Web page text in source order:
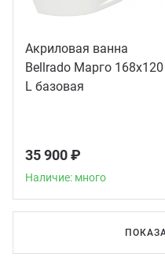
Акриловая ванна
Bellrado Марго 168x120
L базовая
35 900 ₽
Наличие: много